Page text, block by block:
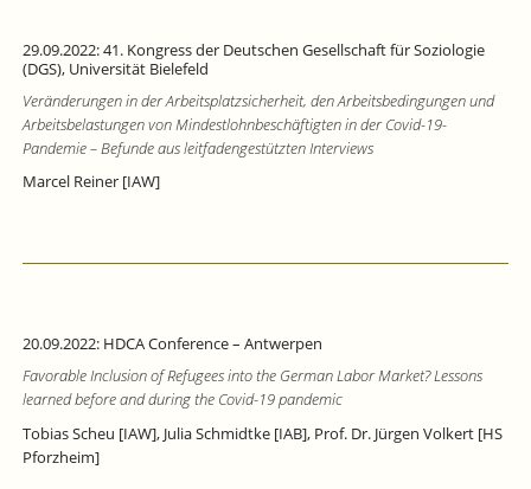
29.09.2022: 41. Kongress der Deutschen Gesellschaft für Soziologie
(DGS), Universität Bielefeld
Veränderungen in der Arbeitsplatzsicherheit, den Arbeitsbedingungen und
Arbeitsbelastungen von Mindestlohnbeschäftigten in der Covid-19-
Pandemie – Befunde aus leitfadengestützten Interviews
Marcel Reiner [IAW]
20.09.2022: HDCA Conference – Antwerpen
Favorable Inclusion of Refugees into the German Labor Market? Lessons
learned before and during the Covid-19 pandemic
Tobias Scheu [IAW], Julia Schmidtke [IAB], Prof. Dr. Jürgen Volkert [HS
Pforzheim]